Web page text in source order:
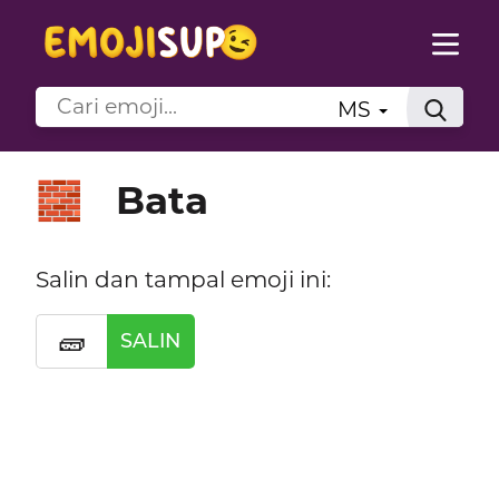
MS
🧱 Bata
Salin dan tampal emoji ini:
🧱 SALIN